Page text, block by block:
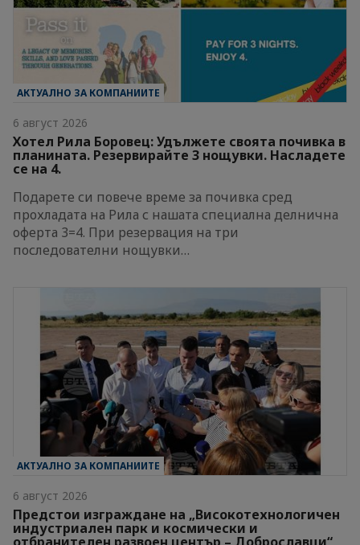
АКТУАЛНО ЗА КОМПАНИИТЕ
6 август 2026
Хотел Рила Боровец: Удължете своята почивка в
планината. Резервирайте 3 нощувки. Насладете
се на 4.
Подарете си повече време за почивка сред
прохладата на Рила с нашата специална делнична
оферта 3=4. При резервация на три
последователни нощувки…
АКТУАЛНО ЗА КОМПАНИИТЕ
6 август 2026
Предстои изграждане на „Високотехнологичен
индустриален парк и космически и